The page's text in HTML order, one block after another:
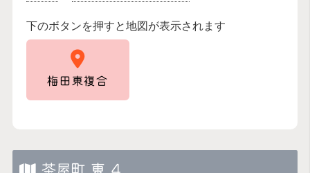
下のボタンを押すと地図が表示されます
梅田東複合
茶屋町 東 4